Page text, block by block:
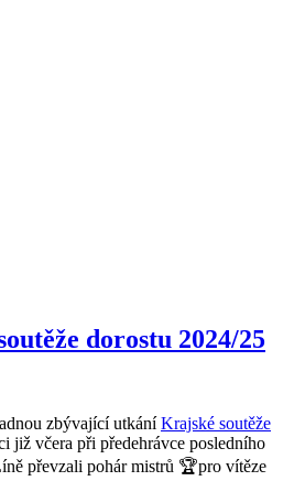
dorostu 2024/25
zbývající utkáníKrajské soutěže
již včera při předehrávce posledního
převzali pohár mistrů 🏆pro vítěze